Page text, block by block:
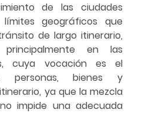
de las ciudades
geográficos que
de largo itinerario,
en las
cuya vocación es el
personas, bienes y
ya que la mezcla
impide una adecuada